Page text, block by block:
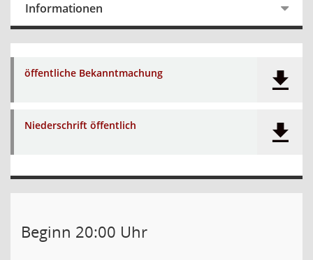
Informationen
öffentliche Bekanntmachung
Niederschrift öffentlich
Beginn 20:00 Uhr